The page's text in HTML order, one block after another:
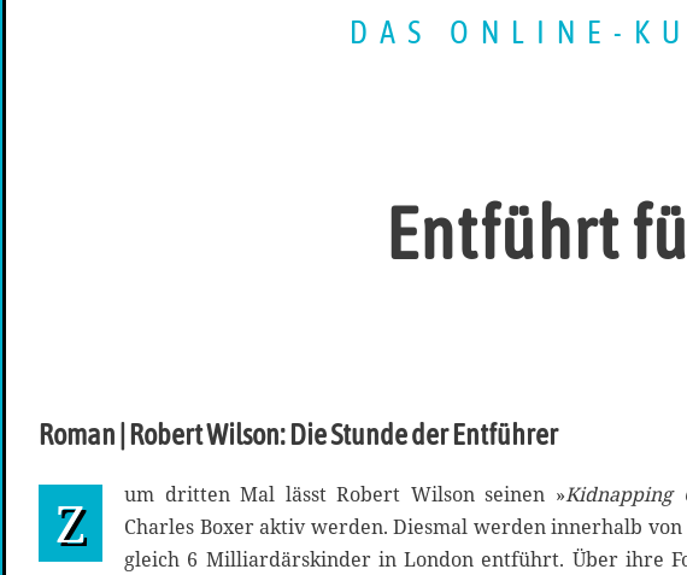
DAS ONLINE-
Entführt
Roman | Robert Wilson: Die Stunde der Entführer
Z um dritten Mal lässt Robert Wilson seinen »Kidnapping
Charles Boxer aktiv werden. Diesmal werden innerhalb von
gleich 6 Milliardärskinder in London entführt. Über ihre